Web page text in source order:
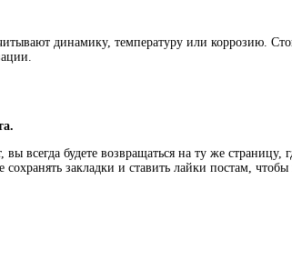
динамику, температуру или коррозию.
всегда будете возвращаться на ту же
закладки и ставить лайки постам,